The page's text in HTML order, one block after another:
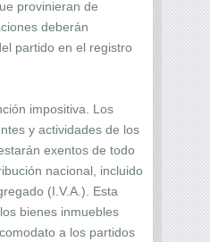
provinieran de
deberán
partido en el registro
impositiva. Los
y actividades de los
exentos de todo
nacional, incluido
(I.V.A.). Esta
bienes inmuebles
a los partidos